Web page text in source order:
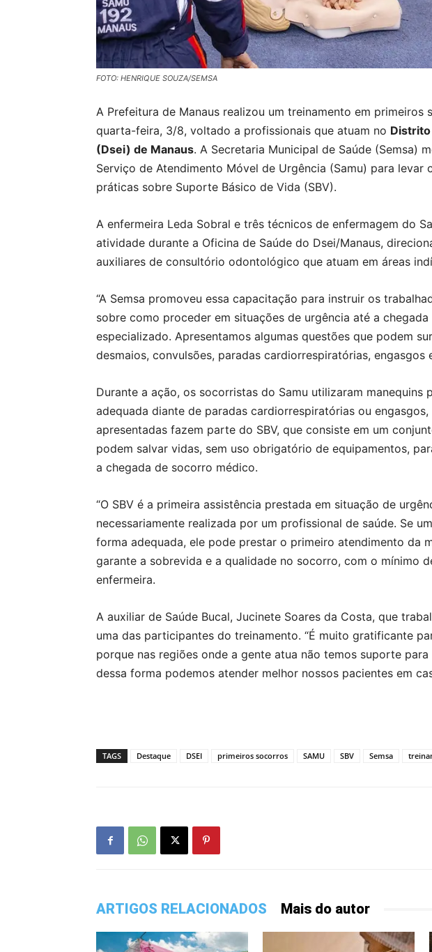
FOTO: HENRIQUE SOUZA/SEMSA
A Prefeitura de Manaus realizou um treinamento em primeiros
quarta-feira, 3/8, voltado a profissionais que atuam no Distrito
(Dsei) de Manaus. A Secretaria Municipal de Saúde (Semsa)
Serviço de Atendimento Móvel de Urgência (Samu) para levar
práticas sobre Suporte Básico de Vida (SBV).
A enfermeira Leda Sobral e três técnicos de enfermagem do
atividade durante a Oficina de Saúde do Dsei/Manaus,
auxiliares de consultório odontológico que atuam em áreas
“A Semsa promoveu essa capacitação para instruir os
sobre como proceder em situações de urgência até a
especializado. Apresentamos algumas questões que podem
desmaios, convulsões, paradas cardiorrespiratórias, engasgos
Durante a ação, os socorristas do Samu utilizaram manequins
adequada diante de paradas cardiorrespiratórias ou
apresentadas fazem parte do SBV, que consiste em um
podem salvar vidas, sem uso obrigatório de equipamentos,
a chegada de socorro médico.
“O SBV é a primeira assistência prestada em situação de
necessariamente realizada por um profissional de saúde. Se
forma adequada, ele pode prestar o primeiro atendimento da
garante a sobrevida e a qualidade no socorro, com o mínimo
enfermeira.
A auxiliar de Saúde Bucal, Jucinete Soares da Costa, que
uma das participantes do treinamento. “É muito gratificante
porque nas regiões onde a gente atua não temos suporte
dessa forma podemos atender melhor nossos pacientes em
TAGS Destaque DSEI primeiros socorros SAMU SBV Semsa
ARTIGOS RELACIONADOS Mais do autor